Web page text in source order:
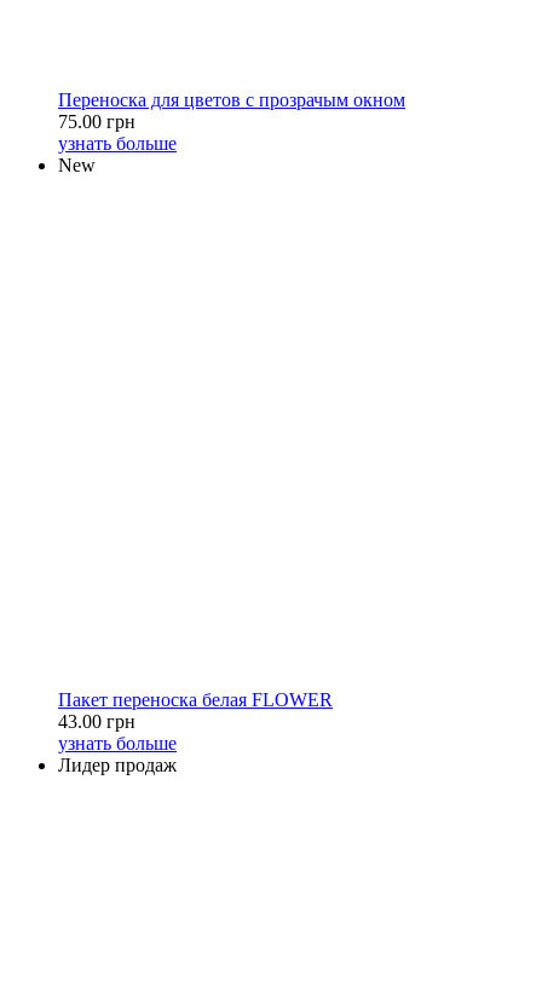
Переноска для цветов с прозрачым окном
75.00 грн
узнать больше
New
Пакет переноска белая FLOWER
43.00 грн
узнать больше
Лидер продаж